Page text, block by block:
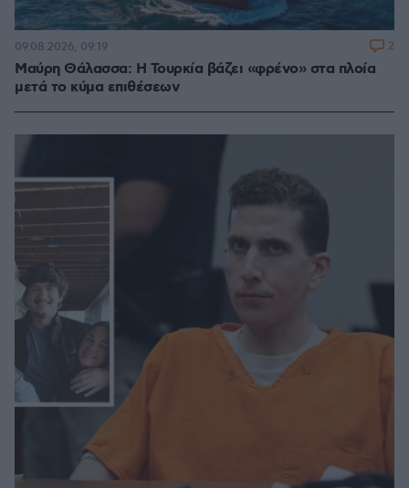
Μαύρη Θάλασσα: Η Τουρκία βάζει «φρένο» στα πλοία
μετά το κύμα επιθέσεων
09.08.2026, 09:19 2